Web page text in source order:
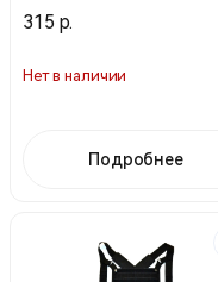
315 р.
Нет в наличии
Подробнее